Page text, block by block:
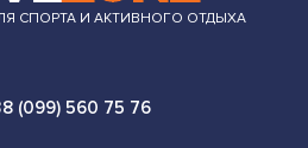
СПОРТА И АКТИВНОГО ОТДЫХА
(099) 560 75 76